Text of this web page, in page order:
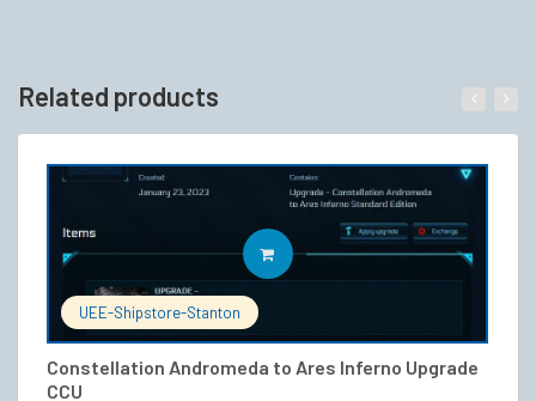
Related products
UEE-Shipstore-Stanton
Constellation Andromeda to Ares Inferno Upgrade
CCU
IN DEN WARENKORB